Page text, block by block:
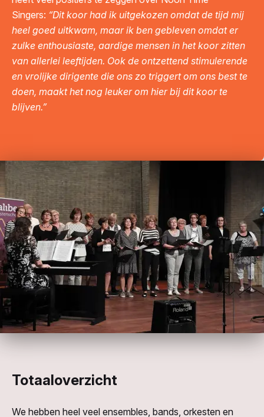
Singers: “Dit koor had ik uitgekozen omdat de tijd mij
heel goed uitkwam, maar ik ben gebleven omdat er
zulke enthousiaste, aardige mensen in het koor zitten
van allerlei leeftijden. Ook de ontzettend stimulerende
en vrolijke dirigente die ons zo triggert om ons best te
doen, maakt het nog leuker om hier bij dit koor te
blijven.”
Totaaloverzicht
We hebben heel veel ensembles, bands, orkesten en